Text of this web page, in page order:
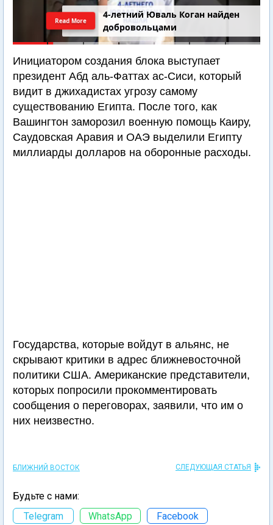
4-летний Юваль Коган найден
добровольцами
Read More
Инициатором создания блока выступает
президент Абд аль-Фаттах ас-Сиси, который
видит в джихадистах угрозу самому
существованию Египта. После того, как
Вашингтон заморозил военную помощь Каиру,
Саудовская Аравия и ОАЭ выделили Египту
миллиарды долларов на оборонные расходы.
Государства, которые войдут в альянс, не
скрывают критики в адрес ближневосточной
политики США. Американские представители,
которых попросили прокомментировать
сообщения о переговорах, заявили, что им о
них неизвестно.
БЛИЖНИЙ ВОСТОК СЛЕДУЮЩАЯ СТАТЬЯ
Будьте с нами:
Telegram
WhatsApp Facebook